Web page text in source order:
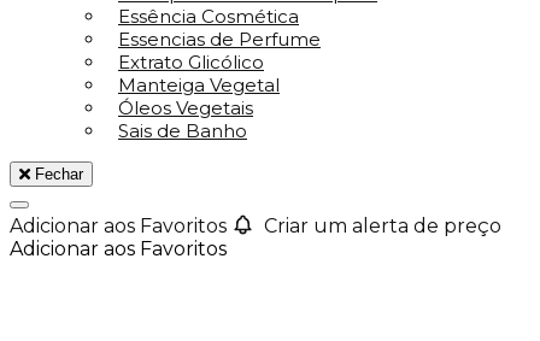
Essência Cosmética
Essencias de Perfume
Extrato Glicólico
Manteiga Vegetal
Óleos Vegetais
Sais de Banho
Fechar
Adicionar aos Favoritos
Criar um alerta de preço
Adicionar aos Favoritos